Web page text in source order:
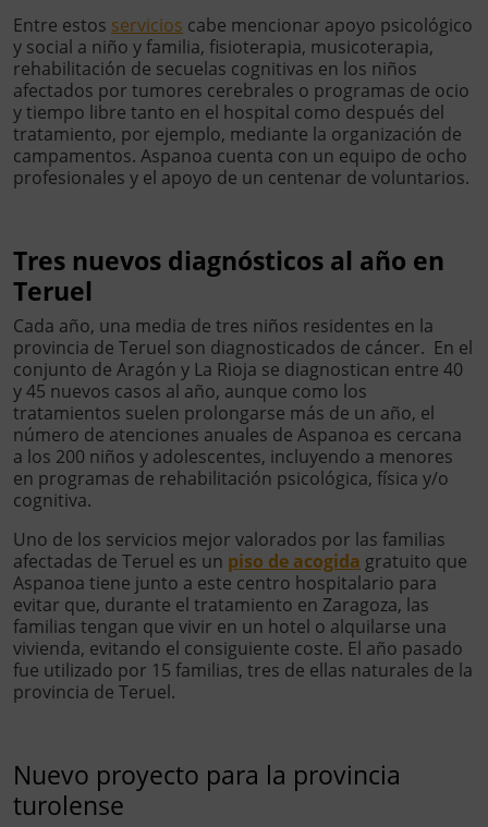
Entre estos servicios cabe mencionar apoyo psicológico
y social a niño y familia, fisioterapia, musicoterapia,
rehabilitación de secuelas cognitivas en los niños
afectados por tumores cerebrales o programas de ocio
y tiempo libre tanto en el hospital como después del
tratamiento, por ejemplo, mediante la organización de
campamentos. Aspanoa cuenta con un equipo de ocho
profesionales y el apoyo de un centenar de voluntarios.
Tres nuevos diagnósticos al año en
Teruel
Cada año, una media de tres niños residentes en la
provincia de Teruel son diagnosticados de cáncer. En el
conjunto de Aragón y La Rioja se diagnostican entre 40
y 45 nuevos casos al año, aunque como los
tratamientos suelen prolongarse más de un año, el
número de atenciones anuales de Aspanoa es cercana
a los 200 niños y adolescentes, incluyendo a menores
en programas de rehabilitación psicológica, física y/o
cognitiva.
Uno de los servicios mejor valorados por las familias
afectadas de Teruel es un piso de acogida gratuito que
Aspanoa tiene junto a este centro hospitalario para
evitar que, durante el tratamiento en Zaragoza, las
familias tengan que vivir en un hotel o alquilarse una
vivienda, evitando el consiguiente coste. El año pasado
fue utilizado por 15 familias, tres de ellas naturales de la
provincia de Teruel.
Nuevo proyecto para la provincia
turolense